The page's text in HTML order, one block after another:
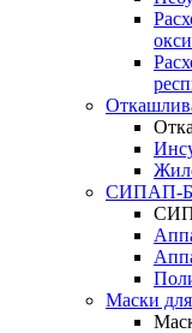
CИПАП-
Маски